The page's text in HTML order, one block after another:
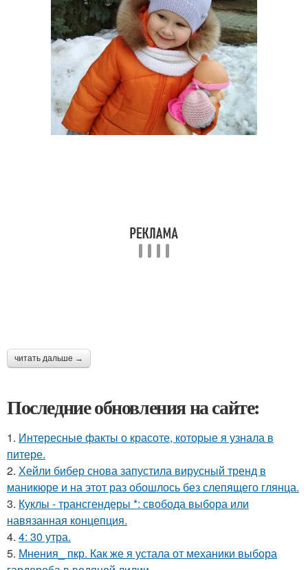
читать дальше →
Последние обновления на сайте:
1. Интересные факты о красоте, которые я узнала в
питере.
2. Хейли бибер снова запустила вирусный тренд в
маникюре и на этот раз обошлось без слепящего глянца.
3. Куклы - трансгендеры *: свобода выбора или
навязанная концепция.
4. 4: 30 утра.
5. Мнения_ пкр. Как же я устала от механики выбора